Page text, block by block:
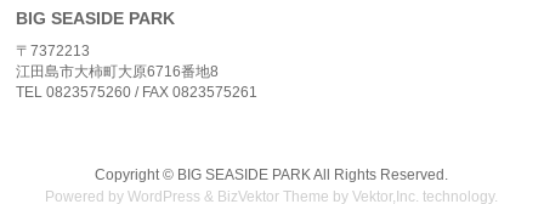
BIG SEASIDE PARK
〒7372213
江田島市大柿町大原6716番地8
TEL 0823575260 / FAX 0823575261
Copyright © BIG SEASIDE PARKAll Rights Reserved.
Powered byWordPress & BizVektor Theme byVektor,Inc. technology.